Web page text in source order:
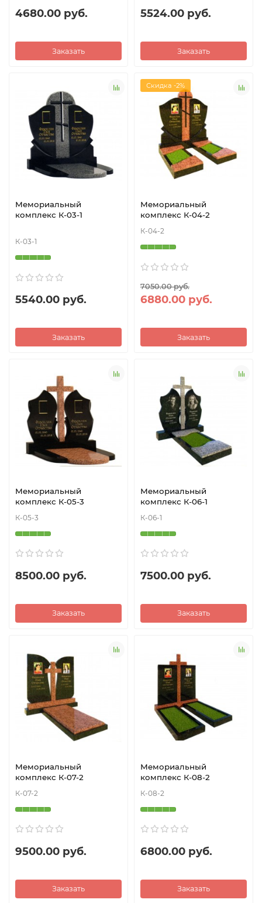
4680.00 руб.
Заказать
5524.00 руб.
Заказать
Мемориальный
комплекс К-03-1
К-03-1
5540.00 руб.
Заказать
Скидка -2%
Мемориальный
комплекс К-04-2
К-04-2
7050.00 руб.
6880.00 руб.
Заказать
Мемориальный
комплекс К-05-3
К-05-3
8500.00 руб.
Заказать
Мемориальный
комплекс К-06-1
К-06-1
7500.00 руб.
Заказать
Мемориальный
комплекс К-07-2
К-07-2
9500.00 руб.
Заказать
Мемориальный
комплекс К-08-2
К-08-2
6800.00 руб.
Заказать